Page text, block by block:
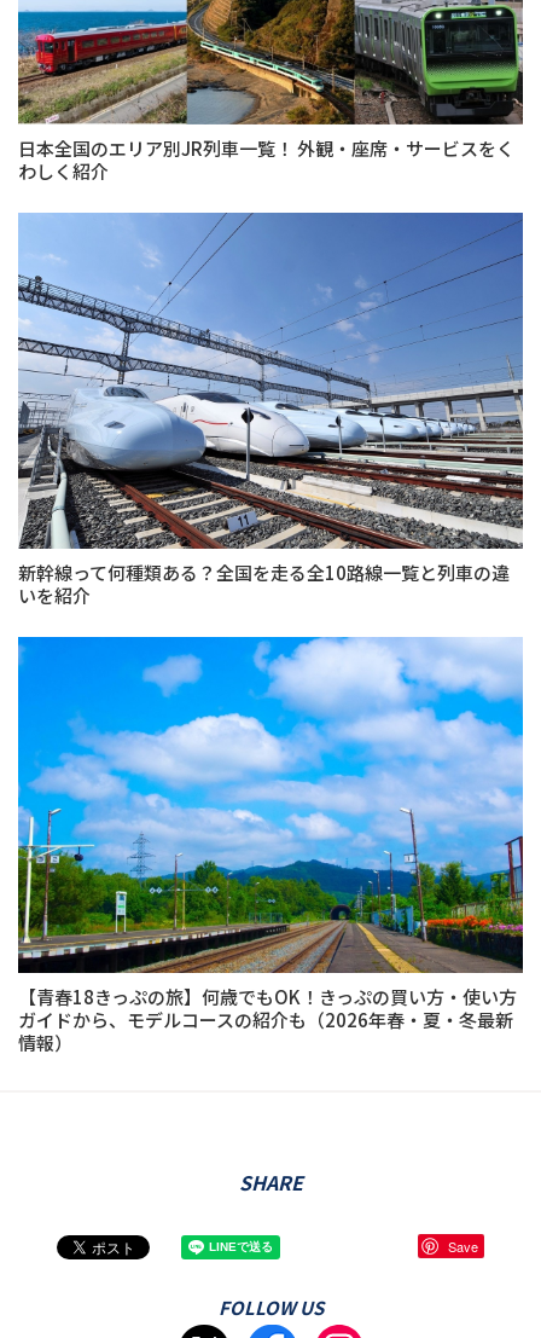
日本全国のエリア別JR列車一覧！ 外観・座席・サービスをく
わしく紹介
新幹線って何種類ある？全国を走る全10路線一覧と列車の違
いを紹介
【青春18きっぷの旅】何歳でもOK！きっぷの買い方・使い方
ガイドから、モデルコースの紹介も（2026年春・夏・冬最新
情報）
SHARE
Save
FOLLOW US